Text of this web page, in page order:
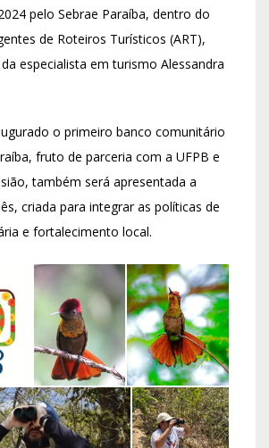
pelo Sebrae Paraíba, dentro do
de Roteiros Turísticos (ART),
especialista em turismo Alessandra
o primeiro banco comunitário
fruto de parceria com a UFPB e
também será apresentada a
criada para integrar as políticas de
e fortalecimento local.